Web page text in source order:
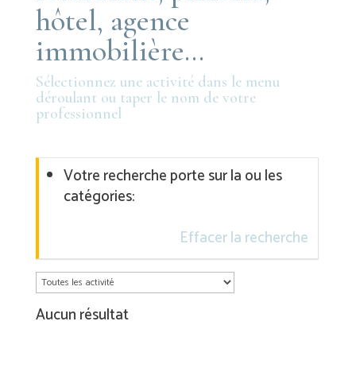
hôtel, agence
immobilière…
Sélectionnez une activité dans le menu
déroulant ou taper le nom de votre
professionnel
Votre recherche porte sur la ou les
catégories:
Effacer la recherche
Aucun résultat